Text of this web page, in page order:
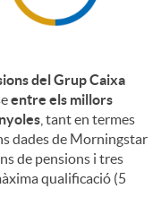
del Grup Caixa
entre els millors
, tant en termes
dades de Morningstar
de pensions i tres
qualificació (5